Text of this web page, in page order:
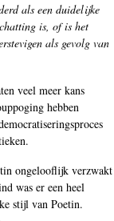
als een duidelijke
is, of is het
als gevolg van
veel meer kans
hebben
ongelooflijk verzwakt
was er een heel
stijl van Poetin.